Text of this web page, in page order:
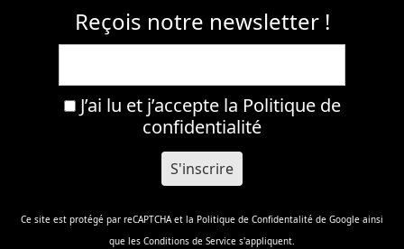
Reçois notre newsletter !
J’ai lu et j’accepte la Politique de
confidentialité
Ce site est protégé par reCAPTCHA et la Politique de Confidentalité de Google ainsi
que les Conditions de Service s'appliquent.